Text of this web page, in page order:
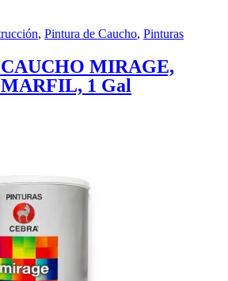
, Pintura de Caucho, Pinturas
MIRAGE,
1 Gal